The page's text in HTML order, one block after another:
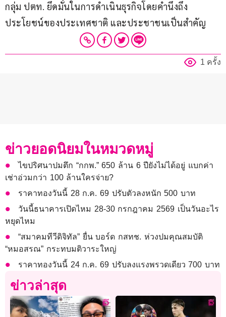
กลุ่ม ปตท. ยึดมั่นในการดำเนินธุรกิจโดยคำนึงถึง
ประโยชน์ของประเทศชาติ และประชาชนเป็นสำคัญ
1 ครั้ง
ข่าวยอดนิยมในหมวดหมู่
ไขปริศนาปมตึก “กกพ.” 650 ล้าน 6 ปียังไม่ได้อยู่ แบกค่า
เช่าอ่วมกว่า 100 ล้านใครจ่าย?
ราคาทองวันนี้ 28 ก.ค. 69 ปรับตัวลงหนัก 500 บาท
วันนี้ธนาคารเปิดไหม 28-30 กรกฎาคม 2569 เป็นวันอะไร
หยุดไหม
“สมาคมทีวีดิจิทัล” ยื่น บอร์ด กสทช. ห่วงปมคุณสมบัติ
“หมอสรณ” กระทบมติวาระใหญ่
ราคาทองวันนี้ 24 ก.ค. 69 ปรับลงแรงพรวดเดียว 700 บาท
ข่าวล่าสุด